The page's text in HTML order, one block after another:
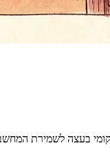
בעצה לשמירת